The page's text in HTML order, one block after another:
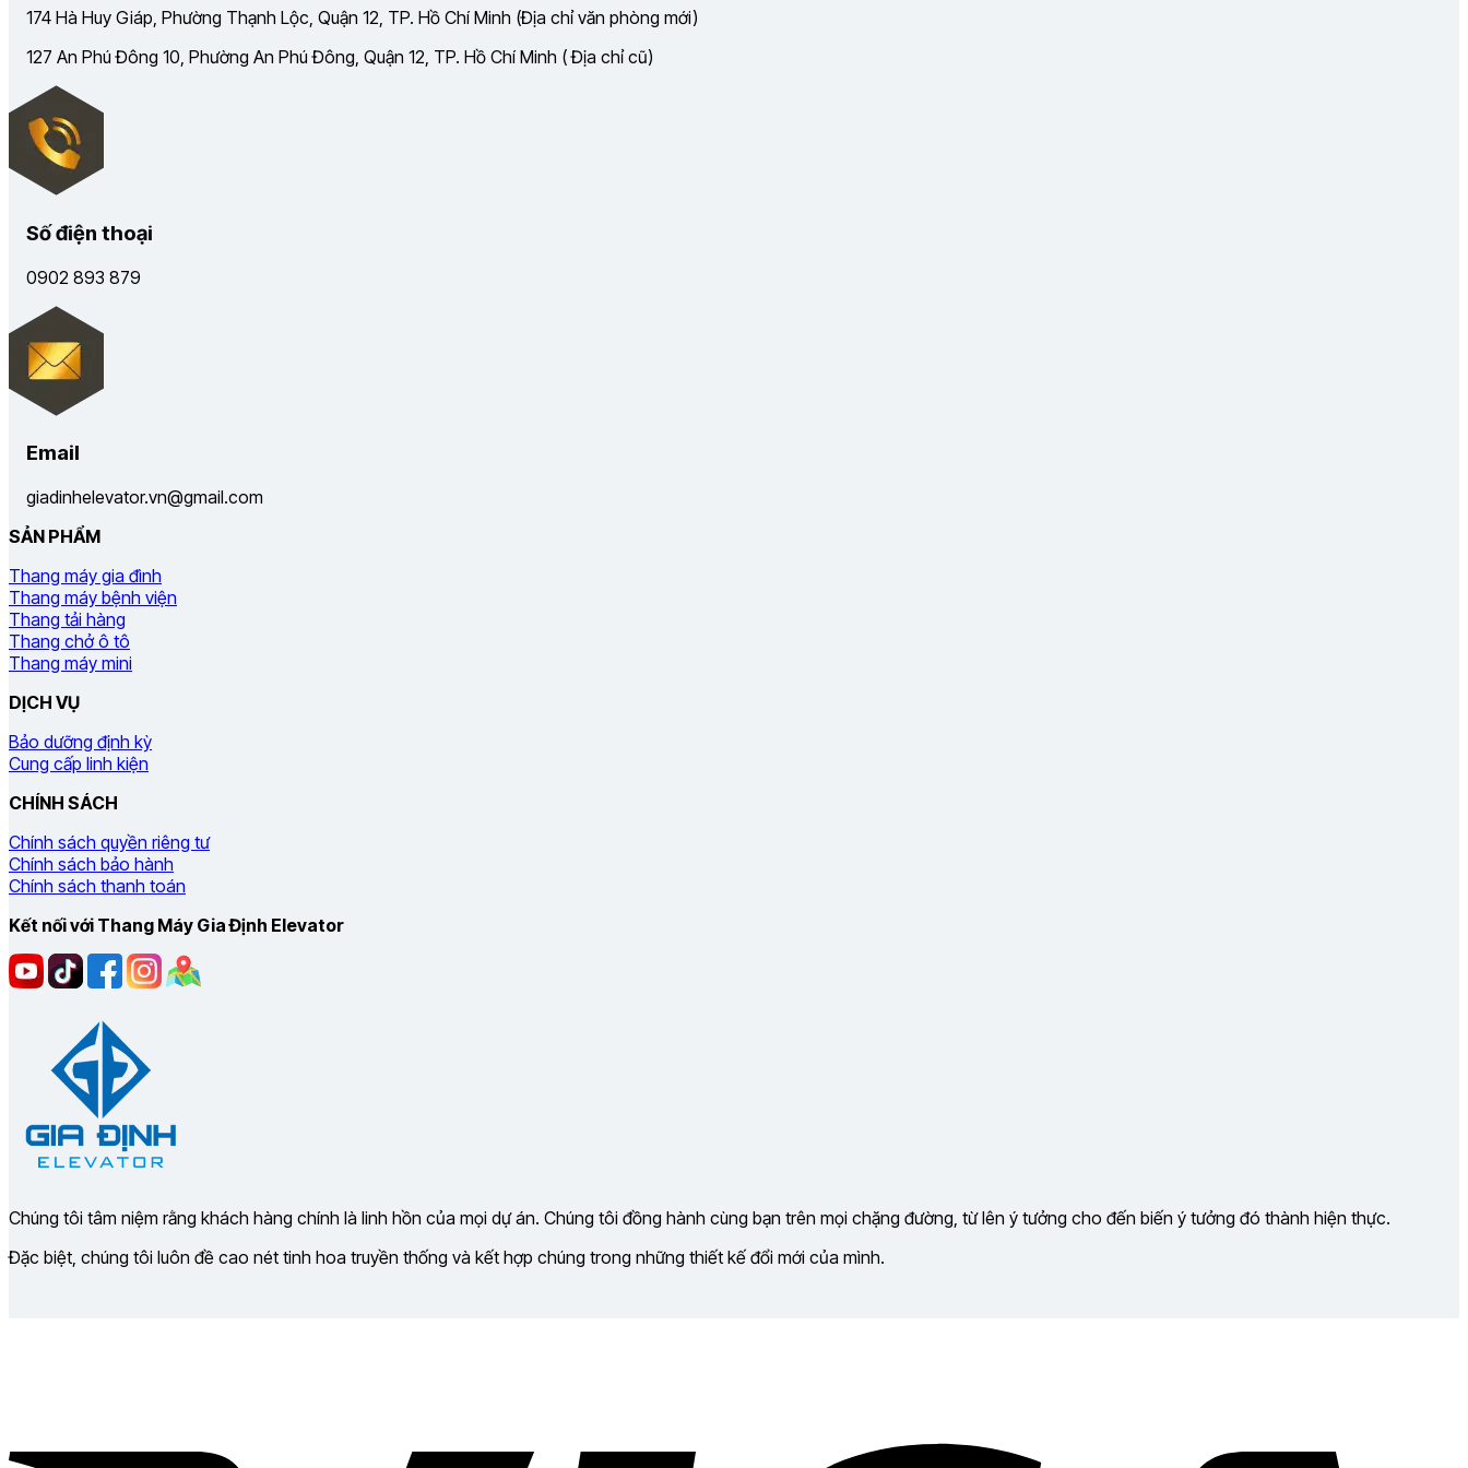
174 Hà Huy Giáp, Phường Thạnh Lộc, Quận 12, TP. Hồ Chí Minh (Địa chỉ văn phòng mới)
127 An Phú Đông 10, Phường An Phú Đông, Quận 12, TP. Hồ Chí Minh ( Địa chỉ cũ)
Số điện thoại
0902 893 879
Email
giadinhelevator.vn@gmail.com
SẢN PHẨM
Thang máy gia đình
Thang máy bệnh viện
Thang tải hàng
Thang chở ô tô
Thang máy mini
DỊCH VỤ
Bảo dưỡng định kỳ
Cung cấp linh kiện
CHÍNH SÁCH
Chính sách quyền riêng tư
Chính sách bảo hành
Chính sách thanh toán
Kết nối với Thang Máy Gia Định Elevator
Chúng tôi tâm niệm rằng khách hàng chính là linh hồn của mọi dự án. Chúng tôi đồng hành cùng bạn trên mọi chặng đường, từ lên ý tưởng cho đến biến ý tưởng đó thành hiện thực.
Đặc biệt, chúng tôi luôn đề cao nét tinh hoa truyền thống và kết hợp chúng trong những thiết kế đổi mới của mình.